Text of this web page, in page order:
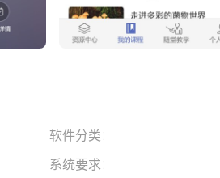
软件分类：
系统要求：